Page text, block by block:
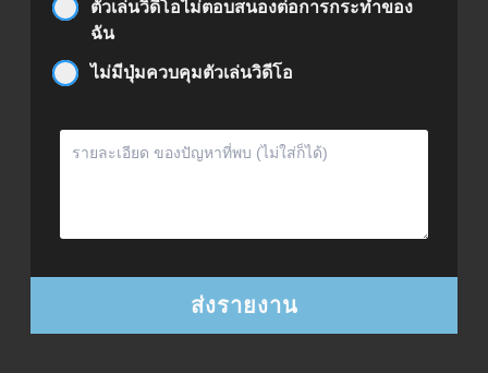
ตัวเล่นวิดีโอไม่ตอบสนองต่อการกระทำของ
ฉัน
ไม่มีปุ่มควบคุมตัวเล่นวิดีโอ